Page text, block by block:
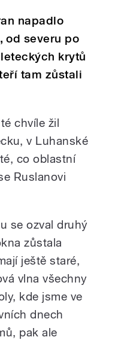
napadlo
od severu po
krytů
tam zůstali
chvíle žil
v Luhanské
co oblastní
Ruslanovi
se ozval druhý
zůstala
ještě staré,
vlna všechny
kde jsme ve
dnech
pak ale